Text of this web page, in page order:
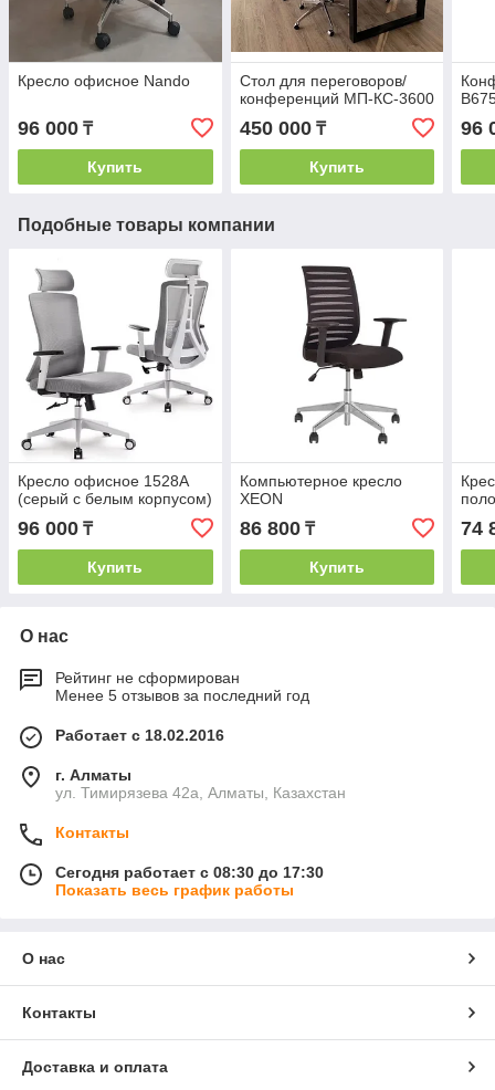
Кресло офисное Nando
96 000 ₸
Купить
Стол для переговоров/
конференций МП-КС-3600
450 000₸
Купить
96
Подобные товары компании
Кресло офисное 1528A
(серый с белым корпусом)
96 000 ₸
Купить
Компьютерное кресло
XEON
86 800₸
Купить
74
О нас
Рейтинг не сформирован
Менее 5 отзывов за последний год
Работает с 18.02.2016
г. Алматы
ул. Тимирязева 42а, Алматы, Казахстан
Контакты
Сегодня работает с 08:30 до 17:30
Показать весь график работы
О нас
Контакты
Доставка и оплата